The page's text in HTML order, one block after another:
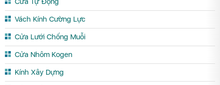
Vách Kính Cường Lực
Cửa Lưới Chống Muỗi
Cửa Nhôm Kogen
Kính Xây Dựng